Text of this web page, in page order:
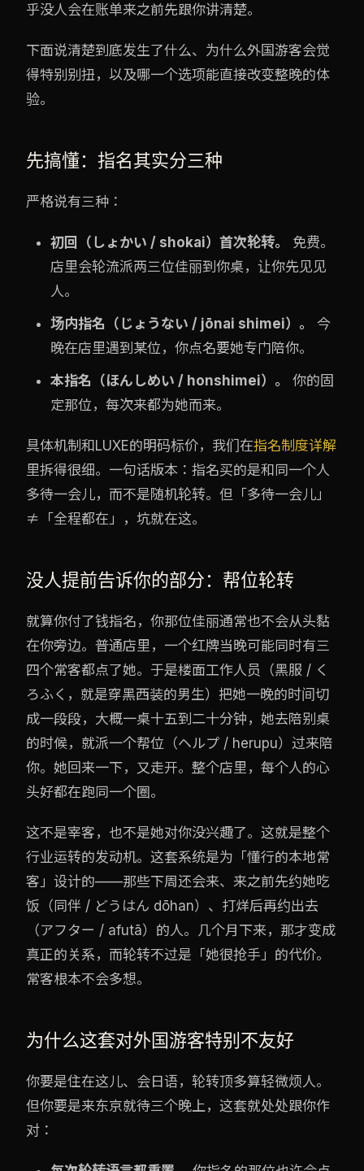
乎没人会在账单来之前先跟你讲清楚。
下面说清楚到底发生了什么、为什么外国游客会觉
得特别别扭，以及哪一个选项能直接改变整晚的体
验。
先搞懂：指名其实分三种
严格说有三种：
初回（しょかい / shokai）首次轮转。
免费。
店里会轮流派两三位佳丽到你桌，让你先见见
人。
场内指名（じょうない / jōnai shimei）。
今
晚在店里遇到某位，你点名要她专门陪你。
本指名（ほんしめい / honshimei）。
你的固
定那位，每次来都为她而来。
具体机制和LUXE的明码标价，我们在指名制度详解
里拆得很细。一句话版本：指名买的是和同一个人
多待一会儿，而不是随机轮转。但「多待一会儿」
≠「全程都在」，坑就在这。
没人提前告诉你的部分：帮位轮转
就算你付了钱指名，你那位佳丽通常也不会从头黏
在你旁边。普通店里，一个红牌当晚可能同时有三
四个常客都点了她。于是楼面工作人员（黑服 / く
ろふく，就是穿黑西装的男生）把她一晚的时间切
成一段段，大概一桌十五到二十分钟，她去陪别桌
的时候，就派一个帮位（ヘルプ / herupu）过来陪
你。她回来一下，又走开。整个店里，每个人的心
头好都在跑同一个圈。
这不是宰客，也不是她对你没兴趣了。这就是整个
行业运转的发动机。这套系统是为「懂行的本地常
客」设计的——那些下周还会来、来之前先约她吃
饭（同伴 / どうはん dōhan）、打烊后再约出去
（アフター / afutā）的人。几个月下来，那才变成
真正的关系，而轮转不过是「她很抢手」的代价。
常客根本不会多想。
为什么这套对外国游客特别不友好
你要是住在这儿、会日语，轮转顶多算轻微烦人。
但你要是来东京就待三个晚上，这套就处处跟你作
对：